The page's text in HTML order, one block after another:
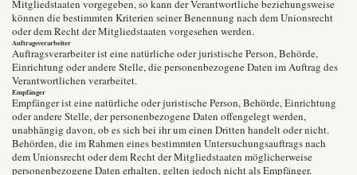
Mitgliedstaaten vorgegeben, so kann der Verantwortliche beziehungsweise
können die bestimmten Kriterien seiner Benennung nach dem Unionsrecht
oder dem Recht der Mitgliedstaaten vorgesehen werden.
Auftragsverarbeiter
Auftragsverarbeiter ist eine natürliche oder juristische Person, Behörde,
Einrichtung oder andere Stelle, die personenbezogene Daten im Auftrag des
Verantwortlichen verarbeitet.
Empfänger
Empfänger ist eine natürliche oder juristische Person, Behörde, Einrichtung
oder andere Stelle, der personenbezogene Daten offengelegt werden,
unabhängig davon, ob es sich bei ihr um einen Dritten handelt oder nicht.
Behörden, die im Rahmen eines bestimmten Untersuchungsauftrags nach
dem Unionsrecht oder dem Recht der Mitgliedstaaten möglicherweise
personenbezogene Daten erhalten, gelten jedoch nicht als Empfänger.